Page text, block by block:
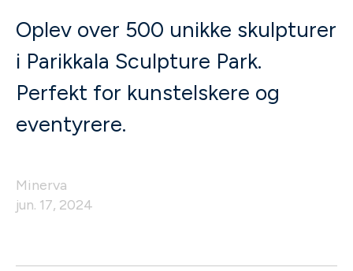
Oplev over 500 unikke skulpturer
i Parikkala Sculpture Park.
Perfekt for kunstelskere og
eventyrere.
Minerva
jun. 17, 2024